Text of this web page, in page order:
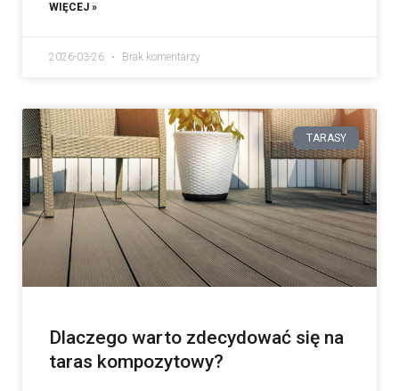
WIĘCEJ »
2026-03-26 Brak komentarzy
TARASY
Dlaczego warto zdecydować się na
taras kompozytowy?